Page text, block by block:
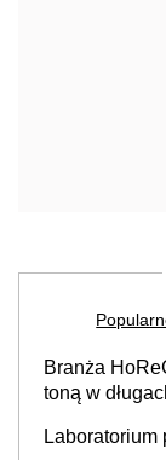
Branża
toną w
Laboratorium